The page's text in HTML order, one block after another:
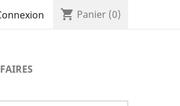
shopping_cart Panier (0)